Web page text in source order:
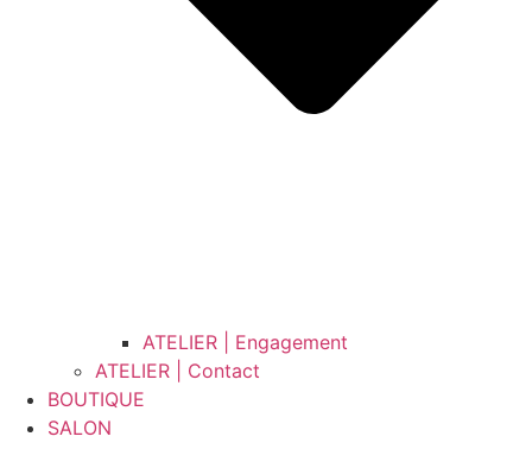
ATELIER | Engagement
ATELIER | Contact
BOUTIQUE
SALON